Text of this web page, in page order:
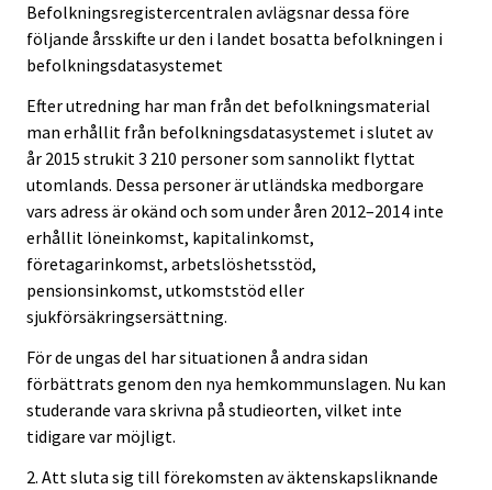
Befolkningsregistercentralen avlägsnar dessa före
följande årsskifte ur den i landet bosatta befolkningen i
befolkningsdatasystemet
Efter utredning har man från det befolkningsmaterial
man erhållit från befolkningsdatasystemet i slutet av
år 2015 strukit 3 210 personer som sannolikt flyttat
utomlands. Dessa personer är utländska medborgare
vars adress är okänd och som under åren 2012–2014 inte
erhållit löneinkomst, kapitalinkomst,
företagarinkomst, arbetslöshetsstöd,
pensionsinkomst, utkomststöd eller
sjukförsäkringsersättning.
För de ungas del har situationen å andra sidan
förbättrats genom den nya hemkommunslagen. Nu kan
studerande vara skrivna på studieorten, vilket inte
tidigare var möjligt.
2. Att sluta sig till förekomsten av äktenskapsliknande